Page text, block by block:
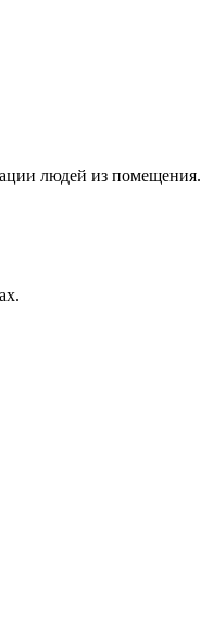
людей из помещения.